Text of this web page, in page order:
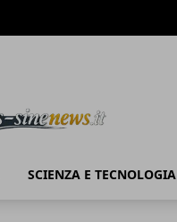
SCIENZA E TECNOLOGIA